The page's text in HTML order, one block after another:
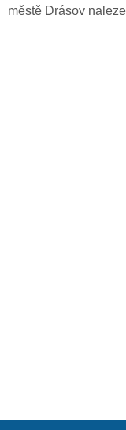
městě Drásov